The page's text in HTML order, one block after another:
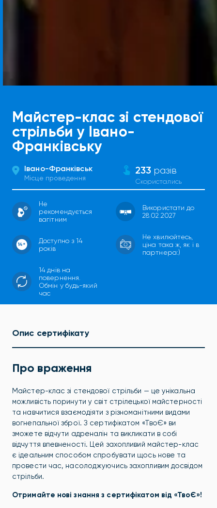
Майстер-клас зі стендової
стрільби у Івано-
Франківську
Івано-Франківськ
Місце проведення
233разів
Скористались
Не
рекомендується
вагітним
Використати до
28.02.2027
Доступно з 14
років
Не хвилюйтесь,
ціна така ж, як і в
партнера:)
14 днів на
повернення.
Обмін у будь-який
час
Опис сертифікату
Про враження
Майстер-клас зі стендової стрільби — це унікальна
можливість поринути у світ стрілецької майстерності
та навчитися взаємодіяти з різноманітними видами
вогнепальної зброї. З сертифікатом «ТвоЄ» ви
зможете відчути адреналін та викликати в собі
відчуття впевненості. Цей захопливий майстер-клас
є ідеальним способом спробувати щось нове та
провести час, насолоджуючись захопливим досвідом
стрільби.
Отримайте нові знання з сертифікатом від «ТвоЄ»!